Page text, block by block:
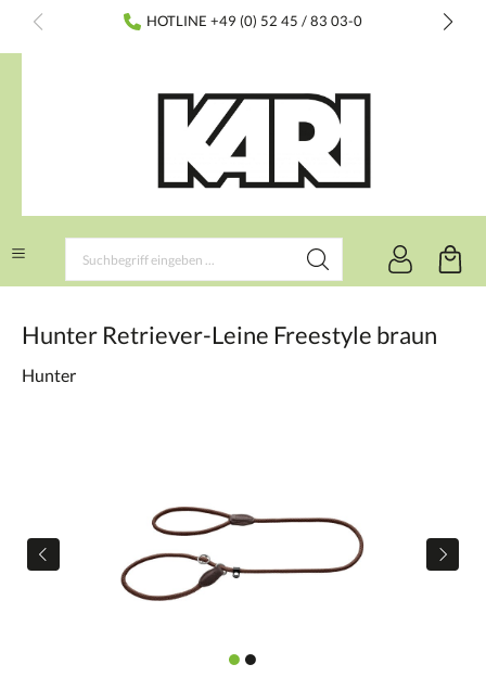
springen HOTLINE +49 (0) 52 45 / 83 03-0
Hunter Retriever-Leine Freestyle braun
Hunter